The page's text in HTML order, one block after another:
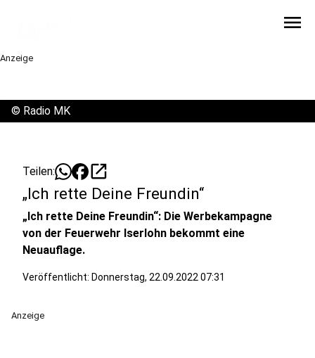
menu
Anzeige
© Radio MK
Teilen: open_in_new
„Ich rette Deine Freundin“
„Ich rette Deine Freundin“: Die Werbekampagne
von der Feuerwehr Iserlohn bekommt eine
Neuauflage.
Veröffentlicht: Donnerstag, 22.09.2022 07:31
Anzeige